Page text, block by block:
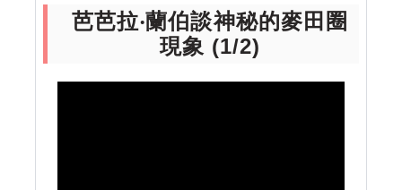
芭芭拉‧蘭伯談神秘的麥田圈
現象 (1/2)